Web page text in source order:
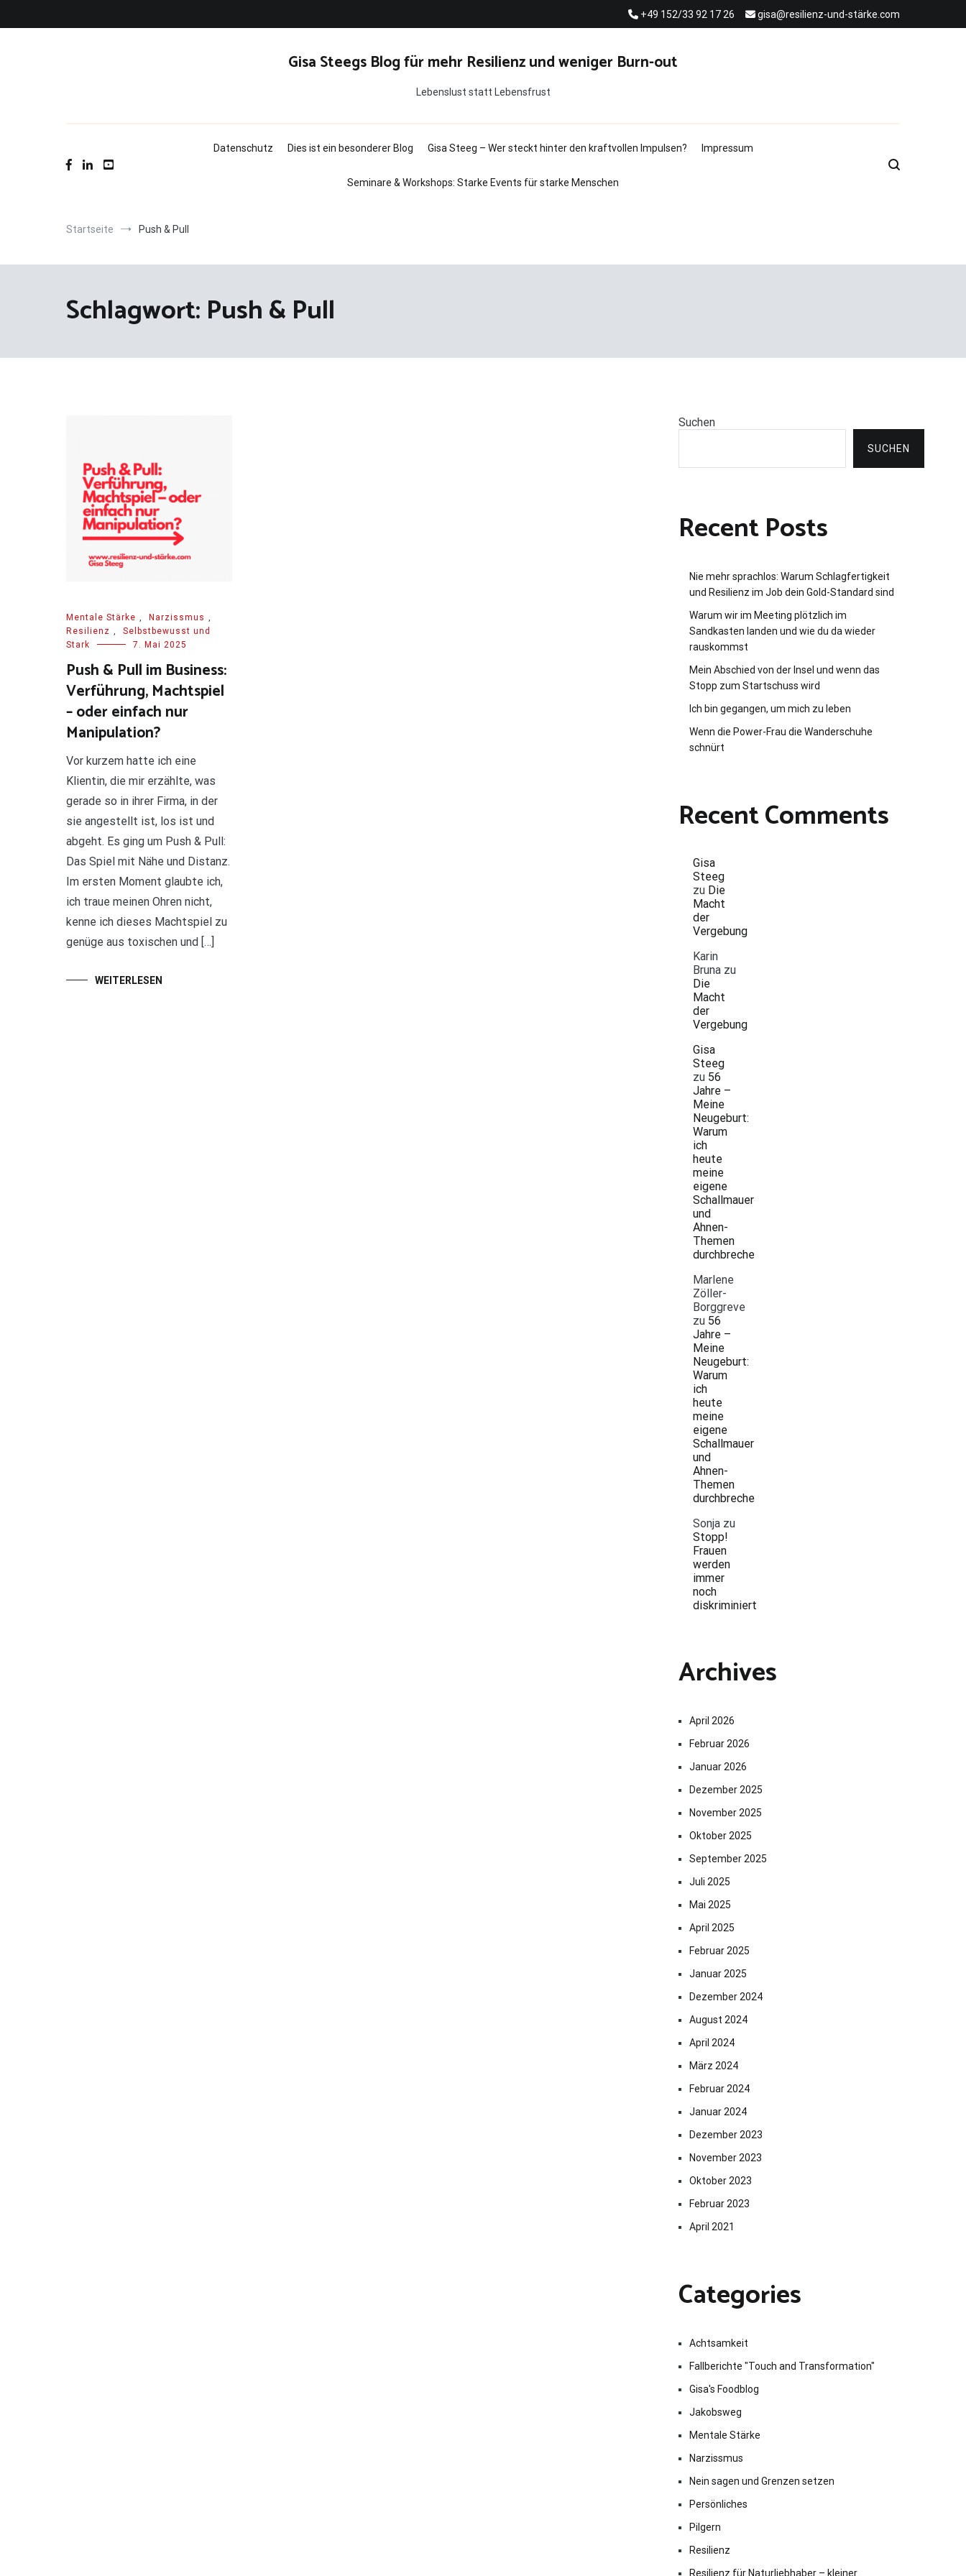
+49 152/33 92 17 26 gisa@resilienz-und-stärke.com
Gisa Steegs Blog für mehr Resilienz und weniger Burn-out
Lebenslust statt Lebensfrust
Datenschutz Dies ist ein besonderer Blog Gisa Steeg – Wer steckt hinter den kraftvollen Impulsen? Impressum
Seminare & Workshops: Starke Events für starke Menschen
Startseite Push & Pull
Schlagwort: Push & Pull
Mentale Stärke Narzissmus
Resilienz
Selbstbewusst und
Stark
7. Mai 2025
Push & Pull im Business:
Verführung, Machtspiel
– oder einfach nur
Manipulation?
Vor kurzem hatte ich eine
Klientin, die mir erzählte, was
gerade so in ihrer Firma, in der
sie angestellt ist, los ist und
abgeht. Es ging um Push & Pull:
Das Spiel mit Nähe und Distanz.
Im ersten Moment glaubte ich,
ich traue meinen Ohren nicht,
kenne ich dieses Machtspiel zu
genüge aus toxischen und […]
WEITERLESEN
Suchen
SUCHEN
Recent Posts
Nie mehr sprachlos: Warum Schlagfertigkeit
und Resilienz im Job dein Gold-Standard sind
Warum wir im Meeting plötzlich im
Sandkasten landen und wie du da wieder
rauskommst
Mein Abschied von der Insel und wenn das
Stopp zum Startschuss wird
Ich bin gegangen, um mich zu leben
Wenn die Power-Frau die Wanderschuhe
schnürt
Recent Comments
Gisa
Steeg
zu Die
Macht
der
Vergebung
Karin
Bruna zu
Die
Macht
der
Vergebung
Gisa
Steeg
zu 56
Jahre –
Meine
Neugeburt:
Warum
ich
heute
meine
eigene
Schallmauer
und
Ahnen-
Themen
durchbreche
Marlene
Zöller-
Borggreve
zu 56
Jahre –
Meine
Neugeburt:
Warum
ich
heute
meine
eigene
Schallmauer
und
Ahnen-
Themen
durchbreche
Sonja zu
Stopp!
Frauen
werden
immer
noch
diskriminiert
Archives
April 2026
Februar 2026
Januar 2026
Dezember 2025
November 2025
Oktober 2025
September 2025
Juli 2025
Mai 2025
April 2025
Februar 2025
Januar 2025
Dezember 2024
August 2024
April 2024
März 2024
Februar 2024
Januar 2024
Dezember 2023
November 2023
Oktober 2023
Februar 2023
April 2021
Categories
Achtsamkeit
Fallberichte "Touch and Transformation"
Gisa's Foodblog
Jakobsweg
Mentale Stärke
Narzissmus
Nein sagen und Grenzen setzen
Persönliches
Pilgern
Resilienz
Resilienz für Naturliebhaber – kleiner